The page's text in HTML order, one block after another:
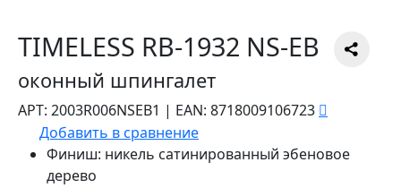
TIMELESS RB-1932 NS-EB
оконный шпингалет
АРТ: 2003R006NSEB1 | EAN: 8718009106723
Добавить в сравнение
Финиш: никель сатинированный эбеновое
дерево